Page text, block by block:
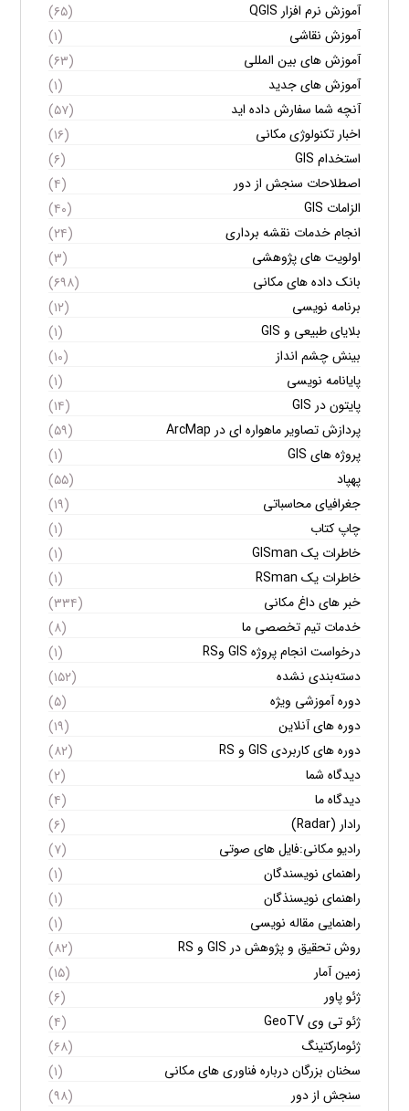
آموزش نرم افزار QGIS
(۶۵)
آموزش نقاشی
(۱)
آموزش های بین المللی
(۶۳)
آموزش های جدید
(۱)
آنچه شما سفارش داده اید
(۵۷)
اخبار تکنولوژی مکانی
(۱۶)
استخدام GIS
(۶)
اصطلاحات سنجش از دور
(۴)
الزامات GIS
(۴۰)
انجام خدمات نقشه برداری
(۲۴)
اولویت های پژوهشی
(۳)
بانک داده های مکانی
(۶۹۸)
برنامه نویسی
(۱۲)
بلایای طبیعی و GIS
(۱)
بینش چشم انداز
(۱۰)
پایانامه نویسی
(۱)
پایتون در GIS
(۱۴)
پردازش تصاویر ماهواره ای در ArcMap
(۵۹)
پروژه های GIS
(۱)
پهپاد
(۵۵)
جغرافیای محاسباتی
(۱۹)
چاپ کتاب
(۱)
خاطرات یک GISman
(۱)
خاطرات یک RSman
(۱)
خبر های داغ مکانی
(۳۳۴)
خدمات تیم تخصصی ما
(۸)
درخواست انجام پروژه GIS وRS
(۱)
دسته‌بندی نشده
(۱۵۲)
دوره آموزشی ویژه
(۵)
دوره های آنلاین
(۱۹)
دوره های کاربردی GIS و RS
(۸۲)
دیدگاه شما
(۲)
دیدگاه ما
(۴)
رادار (Radar)
(۶)
رادیو مکانی:فایل های صوتی
(۷)
راهنمای نویسندگان
(۱)
راهنمای نویسنذگان
(۱)
راهنمایی مقاله نویسی
(۱)
روش تحقیق و پژوهش در GIS و RS
(۸۲)
زمین آمار
(۱۵)
ژئو پاور
(۶)
ژئو تی وی GeoTV
(۴)
ژئومارکتینگ
(۶۸)
سخنان بزرگان درباره فناوری های مکانی
(۱)
سنجش از دور
(۹۸)